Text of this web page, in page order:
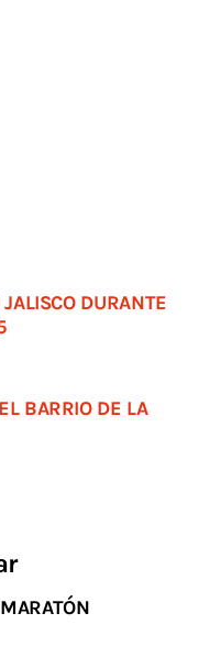
DURANTE
BARRIO DE LA